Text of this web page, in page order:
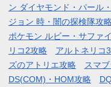
ン ダイヤモンド・パール
ジョン 時・闇の探検隊攻
ポケモン ルビー・サファ
リコ2攻略
アルトネリコ
ズのアトリエ攻略
スマ
DS(COM)・HOM攻略